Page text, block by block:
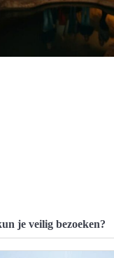
je veilig bezoeken?